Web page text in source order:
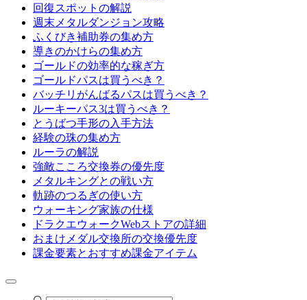
回復スポットの解説
週末メタルダンジョン攻略
ふくびき補助券の集め方
導きのかけらの集め方
ゴールドの効率的な稼ぎ方
ゴールドパスは買うべき？
バッチリがんばるパスは買うべき？
ルーキーパス3は買うべき？
とうばつ手形の入手方法
経験の珠の集め方
ルーラの解説
強敵こころ交換券の優先度
メタルキングとの戦い方
軌跡のつるぎの使い方
ウォーキング家族の仕様
ドラクエウォークWebストアの詳細
おまけメダル交換所の交換優先度
課金要素とおすすめ課金アイテム